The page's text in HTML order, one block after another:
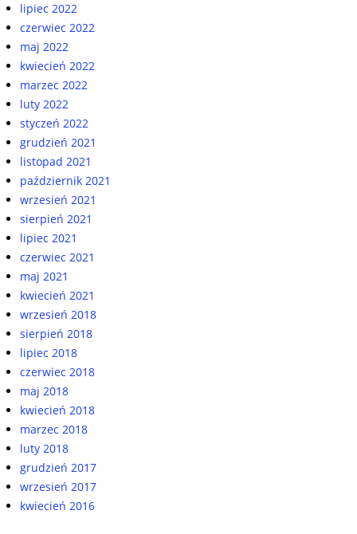
lipiec 2022
czerwiec 2022
maj 2022
kwiecień 2022
marzec 2022
luty 2022
styczeń 2022
grudzień 2021
listopad 2021
październik 2021
wrzesień 2021
sierpień 2021
lipiec 2021
czerwiec 2021
maj 2021
kwiecień 2021
wrzesień 2018
sierpień 2018
lipiec 2018
czerwiec 2018
maj 2018
kwiecień 2018
marzec 2018
luty 2018
grudzień 2017
wrzesień 2017
kwiecień 2016